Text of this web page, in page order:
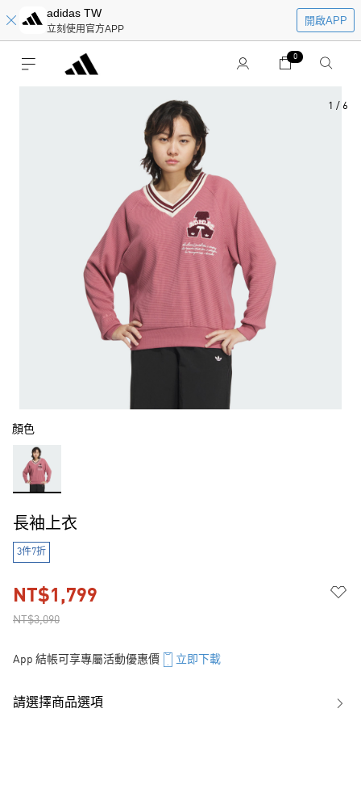
adidas TW
立刻使用官方APP
開啟APP
0
1 / 6
顏色
長袖上衣
3件7折
NT$3,090
NT$1,799
App 結帳可享專屬活動優惠價 立即下載
請選擇商品選項